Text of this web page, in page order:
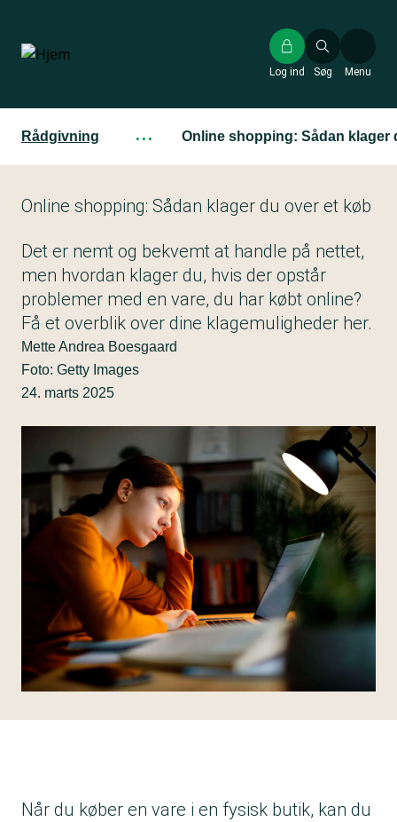
hovedindhold
Søg
Log ind Menu
Rådgivning ··· Online shopping: Sådan klager
Online shopping: Sådan klager du over et køb
Det er nemt og bekvemt at handle på nettet,
men hvordan klager du, hvis der opstår
problemer med en vare, du har købt online?
Få et overblik over dine klagemuligheder her.
Mette Andrea Boesgaard
Foto: Getty Images
24. marts 2025
Når du køber en vare i en fysisk butik, kan du